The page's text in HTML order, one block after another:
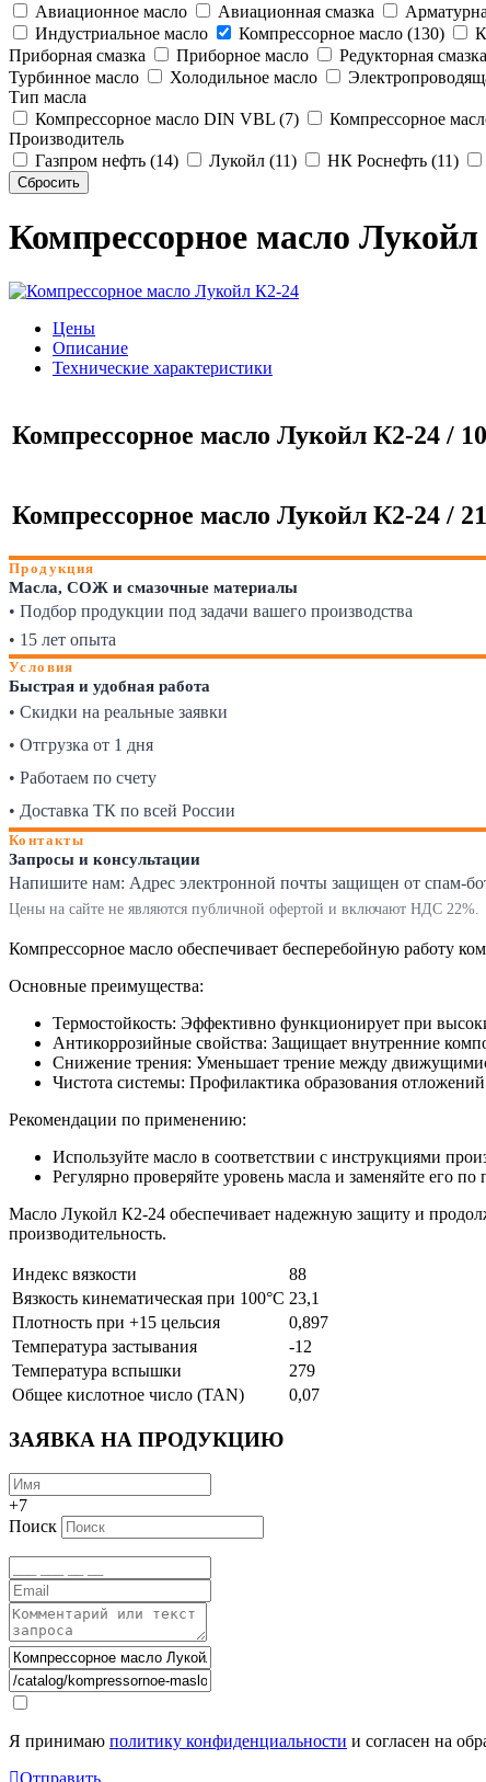
Авиационное масло
Авиационная смазка
Индустриальное масло
Компрессорное масло (130)
Приборная смазка
Приборное масло Редукторная смазка
Турбинное масло
Холодильное масло
Тип масла
Компрессорное масло DIN VBL (7)
Компрессорное
Производитель
Газпром нефть (14)
Лукойл (11) НК Роснефть (11)
Компрессорное масло
Цены
Описание
Технические характеристики
Компрессорное масло Лукойл К2-24 /
Компрессорное масло Лукойл К2-24 /
Продукция
Масла, СОЖ и смазочные материалы
• Подбор продукции под задачи вашего производства
• 15 лет опыта
Условия
Быстрая и удобная работа
• Скидки на реальные заявки
• Отгрузка от 1 дня
• Работаем по счету
• Доставка ТК по всей России
Контакты
Запросы и консультации
Напишите нам: Адрес электронной почты защищен от спам-
Цены на сайте не являются публичной офертой и включают НДС 22%.
Компрессорное масло обеспечивает бесперебойную работу
Основные преимущества:
Термостойкость: Эффективно функционирует при
Антикоррозийные свойства: Защищает внутренние
Снижение трения: Уменьшает трение между
Чистота системы: Профилактика образования
Рекомендации по применению:
Используйте масло в соответствии с инструкциями
Регулярно проверяйте уровень масла и заменяйте его
Масло Лукойл К2-24 обеспечивает надежную защиту и
производительность.
Индекс вязкости
88
Вязкость кинематическая при 100°С 23,1
Плотность при +15 цельсия
0,897
Температура застывания
-12
Температура вспышки
279
Общее кислотное число (TAN)
0,07
ЗАЯВКА НА ПРОДУКЦИЮ
+7
Поиск
Я принимаю политику конфиденциальности и согласен на